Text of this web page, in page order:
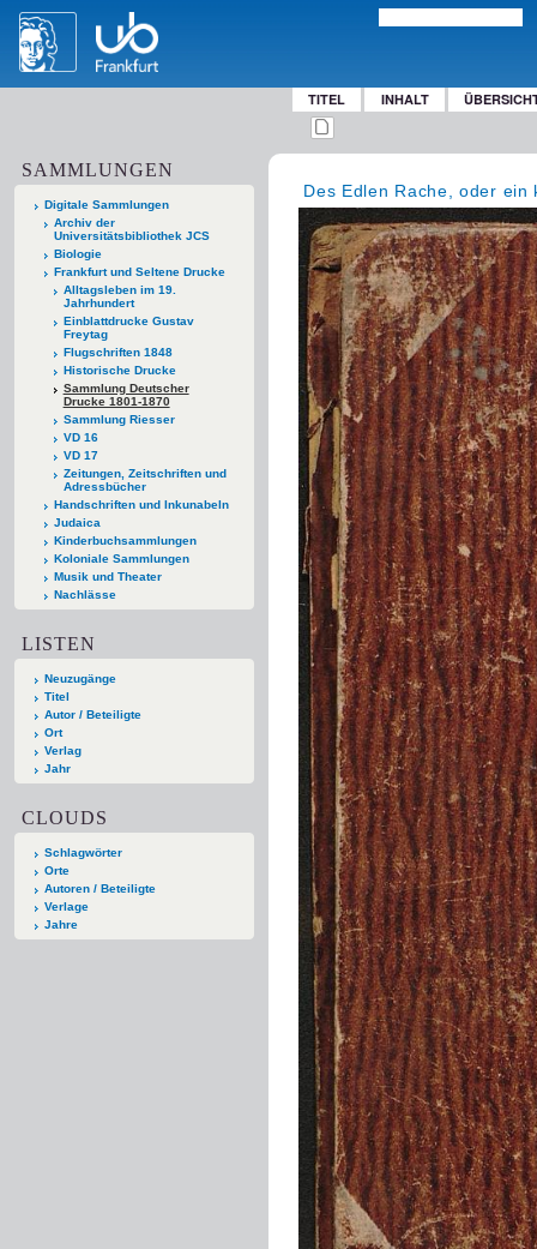
TITEL INHALT
SAMMLUNGEN
Digitale Sammlungen
Archiv der
Universitätsbibliothek JCS
Biologie
Frankfurt und Seltene Drucke
Alltagsleben im 19.
Jahrhundert
Einblattdrucke Gustav
Freytag
Flugschriften 1848
Historische Drucke
Sammlung Deutscher
Drucke 1801-1870
Sammlung Riesser
VD 16
VD 17
Zeitungen, Zeitschriften und
Adressbücher
Handschriften und Inkunabeln
Judaica
Kinderbuchsammlungen
Koloniale Sammlungen
Musik und Theater
Nachlässe
LISTEN
Neuzugänge
Titel
Autor / Beteiligte
Ort
Verlag
Jahr
CLOUDS
Schlagwörter
Orte
Autoren / Beteiligte
Verlage
Jahre
Des Edlen Rache, oder